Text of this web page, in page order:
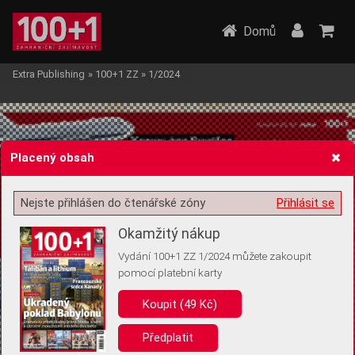
Žádost o souhlas s ukládáním volitelných informací
Pro základní fungování webu nepotřebujeme ukládat žádné informace
(tzv. cookies apod.). Rádi bychom vás ale požádali o souhlas s
uložením volitelných informací:
Anonymní unikátní ID
Domů
Extra Publishing » 100+1 ZZ » 1/2024
Placený obsah
Přihlásit se
Nejste přihlášen do čtenářské zóny
Okamžitý nákup
Vydání 100+1 ZZ 1/2024 můžete zakoupit
pomocí platební karty
Koupit (49 Kč)
Předplatit